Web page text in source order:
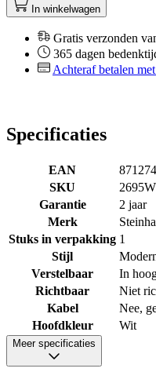
In winkelwagen
Gratis verzonden
365 dagen
Achteraf betalen
Specificaties
EAN
SKU
2695W
Garantie
2 jaar
Merk
Stuks in verpakking 1
Stijl
Verstelbaar
In
Richtbaar
Niet
Kabel
Nee,
Hoofdkleur
Wit
Meer specificaties